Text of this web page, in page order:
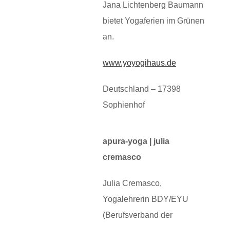
Jana Lichtenberg Baumann
bietet Yogaferien im Grünen
an.
www.yoyogihaus.de
Deutschland – 17398
Sophienhof
apura-yoga | julia
cremasco
Julia Cremasco,
Yogalehrerin BDY/EYU
(Berufsverband der